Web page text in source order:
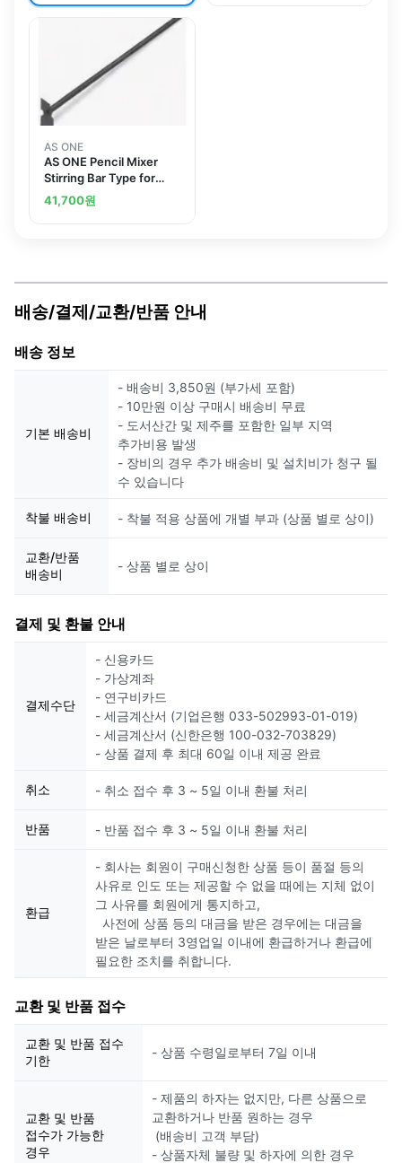
AS ONE
AS ONE Pencil Mixer
Stirring Bar Type for
Replacement
41,700원
배송/결제/교환/반품 안내
배송 정보
기본 배송비
- 배송비 3,850원 (부가세 포함)
- 10만원 이상 구매시 배송비 무료
- 도서산간 및 제주를 포함한 일부 지역
추가비용 발생
- 장비의 경우 추가 배송비 및 설치비가 청구 될
수 있습니다
착불 배송비 - 착불 적용 상품에 개별 부과 (상품 별로 상이)
교환/반품
배송비
- 상품 별로 상이
결제 및 환불 안내
결제수단
- 신용카드
- 가상계좌
- 연구비카드
- 세금계산서 (기업은행 033-502993-01-019)
- 세금계산서 (신한은행 100-032-703829)
- 상품 결제 후 최대 60일 이내 제공 완료
취소 - 취소 접수 후 3 ~ 5일 이내 환불 처리
반품 - 반품 접수 후 3 ~ 5일 이내 환불 처리
환급
- 회사는 회원이 구매신청한 상품 등이 품절 등의
사유로 인도 또는 제공할 수 없을 때에는 지체 없이
그 사유를 회원에게 통지하고,
사전에 상품 등의 대금을 받은 경우에는 대금을
받은 날로부터 3영업일 이내에 환급하거나 환급에
필요한 조치를 취합니다.
교환 및 반품 접수
교환 및 반품 접수
기한
- 상품 수령일로부터 7일 이내
교환 및 반품
접수가 가능한
경우
- 제품의 하자는 없지만, 다른 상품으로
교환하거나 반품 원하는 경우
(배송비 고객 부담)
- 상품자체 불량 및 하자에 의한 경우